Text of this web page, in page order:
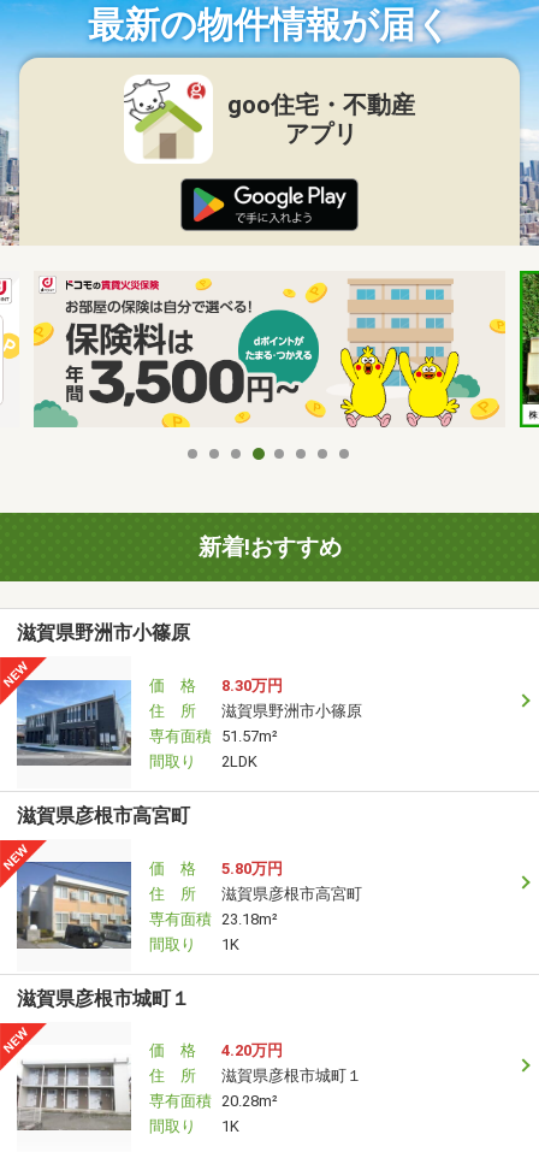
最新の物件情報が届く
goo住宅・不動産
アプリ
新着!おすすめ
滋賀県野洲市小篠原
価 格
8.30万円
住 所
滋賀県野洲市小篠原
専有面積 51.57m²
間取り
2LDK
滋賀県彦根市高宮町
価 格
5.80万円
住 所
滋賀県彦根市高宮町
専有面積 23.18m²
間取り
1K
滋賀県彦根市城町１
価 格
4.20万円
住 所
滋賀県彦根市城町１
専有面積 20.28m²
間取り
1K